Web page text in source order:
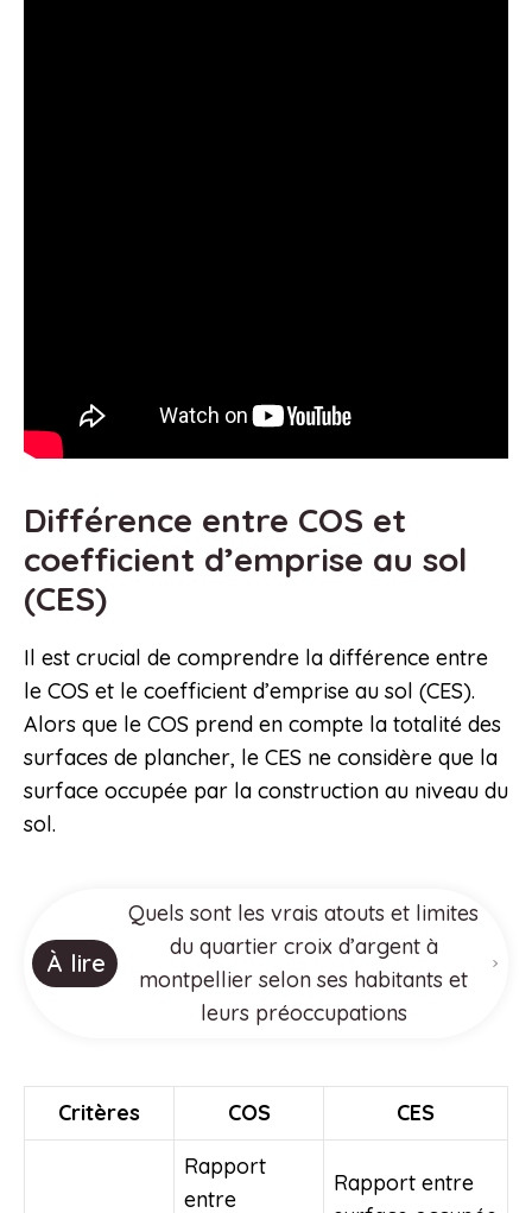
Différence entre COS et
coefficient d’emprise au sol
(CES)
Il est crucial de comprendre la différence entre
le COS et le coefficient d’emprise au sol (CES).
Alors que le COS prend en compte la totalité des
surfaces de plancher, le CES ne considère que la
surface occupée par la construction au niveau du
sol.
À lire
Quels sont les vrais atouts et limites
du quartier croix d’argent à
montpellier selon ses habitants et
leurs préoccupations
Critères COS
CES
Rapport
entre
Rapport entre